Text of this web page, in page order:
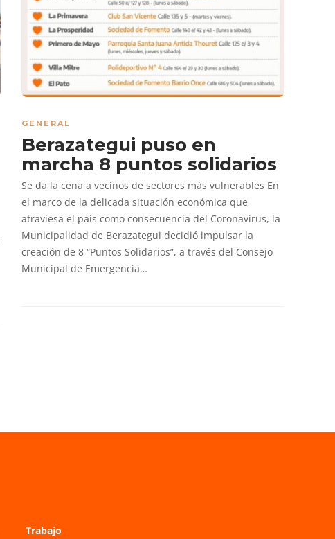
GENERAL
Berazategui puso en
marcha 8 puntos solidarios
Se da la cena a vecinos de sectores más vulnerables En
el marco de la delicada situación económica que
atraviesa el país como consecuencia del Coronavirus, la
Municipalidad de Berazategui decidió impulsar la
creación de 8 “Puntos Solidarios”, a través del Consejo
Municipal de Emergencia…
Trabajo